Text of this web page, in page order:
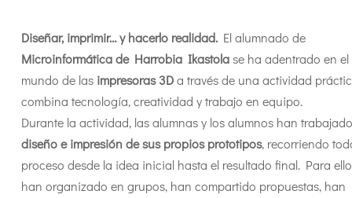
Diseñar, imprimir… y hacerlo realidad. El alumnado de
Microinformática de Harrobia Ikastolase ha adentrado en el
mundo de las impresoras 3Da través de una actividad
combina tecnología, creatividad y trabajo en equipo.
Durante la actividad, las alumnas y los alumnos han
diseño e impresión de sus propios prototipos, recorriendo
proceso desde la idea inicial hasta el resultado final. Para
han organizado en grupos, han compartido propuestas, han